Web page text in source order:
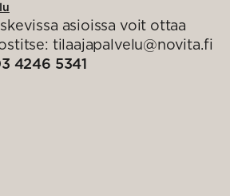
asioissa voit ottaa
tilaajapalvelu@novita.fi
4246 5341